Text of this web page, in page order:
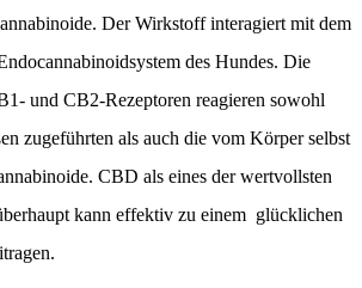
Der Wirkstoff interagiert mit dem
des Hundes. Die
und CB2-Rezeptoren reagieren sowohl
zugeführten als auch die vom Körper selbst
CBD als eines der wertvollsten
kann effektiv zu einem glücklichen